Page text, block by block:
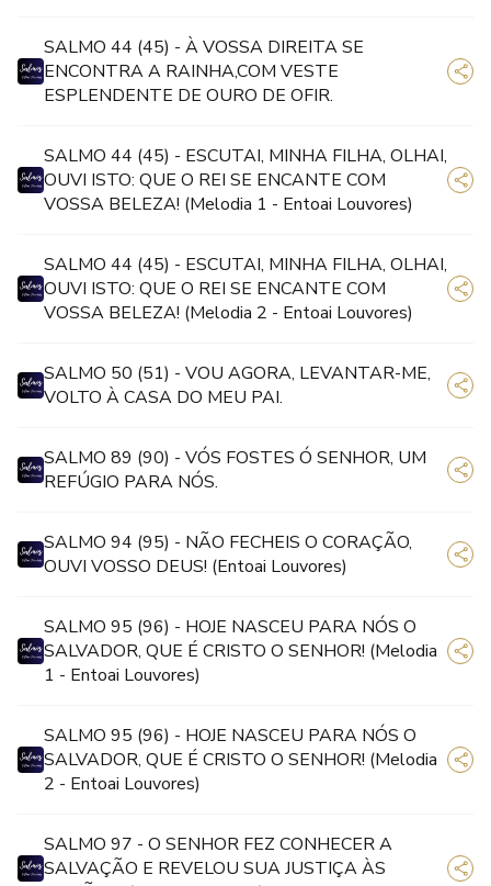
SALMO 44 (45) - À VOSSA DIREITA SE
ENCONTRA A RAINHA,COM VESTE
ESPLENDENTE DE OURO DE OFIR.
SALMO 44 (45) - ESCUTAI, MINHA FILHA, OLHAI,
OUVI ISTO: QUE O REI SE ENCANTE COM
VOSSA BELEZA! (Melodia 1 - Entoai Louvores)
SALMO 44 (45) - ESCUTAI, MINHA FILHA, OLHAI,
OUVI ISTO: QUE O REI SE ENCANTE COM
VOSSA BELEZA! (Melodia 2 - Entoai Louvores)
SALMO 50 (51) - VOU AGORA, LEVANTAR-ME,
VOLTO À CASA DO MEU PAI.
SALMO 89 (90) - VÓS FOSTES Ó SENHOR, UM
REFÚGIO PARA NÓS.
SALMO 94 (95) - NÃO FECHEIS O CORAÇÃO,
OUVI VOSSO DEUS! (Entoai Louvores)
SALMO 95 (96) - HOJE NASCEU PARA NÓS O
SALVADOR, QUE É CRISTO O SENHOR! (Melodia
1 - Entoai Louvores)
SALMO 95 (96) - HOJE NASCEU PARA NÓS O
SALVADOR, QUE É CRISTO O SENHOR! (Melodia
2 - Entoai Louvores)
SALMO 97 - O SENHOR FEZ CONHECER A
SALVAÇÃO E REVELOU SUA JUSTIÇA ÀS